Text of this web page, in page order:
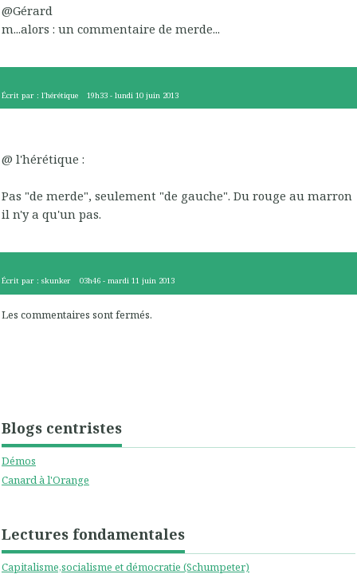
Blogs centristes
Démos
Canard à l'Orange
Lectures fondamentales
Capitalisme,socialisme et démocratie (Schumpeter)
@Gérard
m...alors : un commentaire de merde...
Écrit par : l'hérétique 19h33 -lundi 10 juin 2013
@ l'hérétique :
Pas "de merde", seulement "de gauche". Du rouge au marron
il n'y a qu'un pas.
Écrit par : skunker 03h46 -mardi 11 juin 2013
Les commentaires sont fermés.